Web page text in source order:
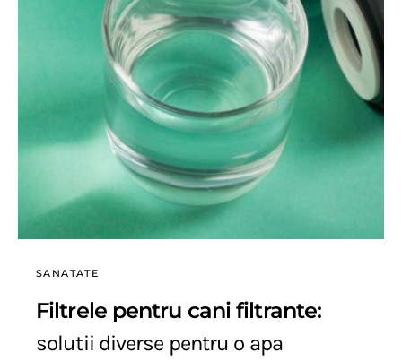
SANATATE
Filtrele pentru cani filtrante:
solutii diverse pentru o apa